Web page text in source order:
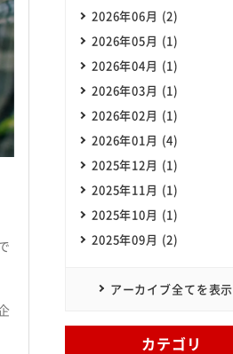
Co.,Itd. All Rights Reserved.
2026年06月 (2)
2026年05月 (1)
2026年04月 (1)
2026年03月 (1)
2026年02月 (1)
2026年01月 (4)
2025年12月 (1)
2025年11月 (1)
2025年10月 (1)
2025年09月 (2)
アーカイブ全てを表示
カテゴリ